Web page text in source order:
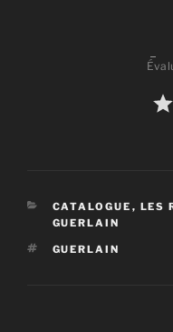
CATÉGORIES
CATALOGUE , LES
GUERLAIN
ÉTIQUETTES
GUERLAIN